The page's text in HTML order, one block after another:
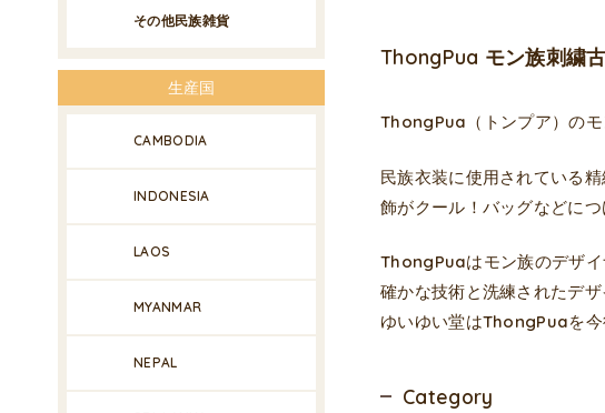
ThongPua モン族刺繍
ThongPua（トンプア）のモ
民族衣装に使用されている
飾がクール！バッグなどに
ThongPuaはモン族のデザ
確かな技術と洗練されたデ
ゆいゆい堂はThongPuaを今
Category
その他民族雑貨
生産国
CAMBODIA
INDONESIA
LAOS
MYANMAR
NEPAL